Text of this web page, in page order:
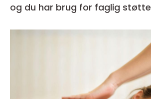
og du har brug for faglig støtte